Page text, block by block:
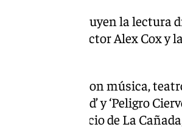
destacados incluyen la lectura
con el director Alex Cox y
se completa con música,
‘Leone Band’ y ‘Peligro
San Indalecio de La